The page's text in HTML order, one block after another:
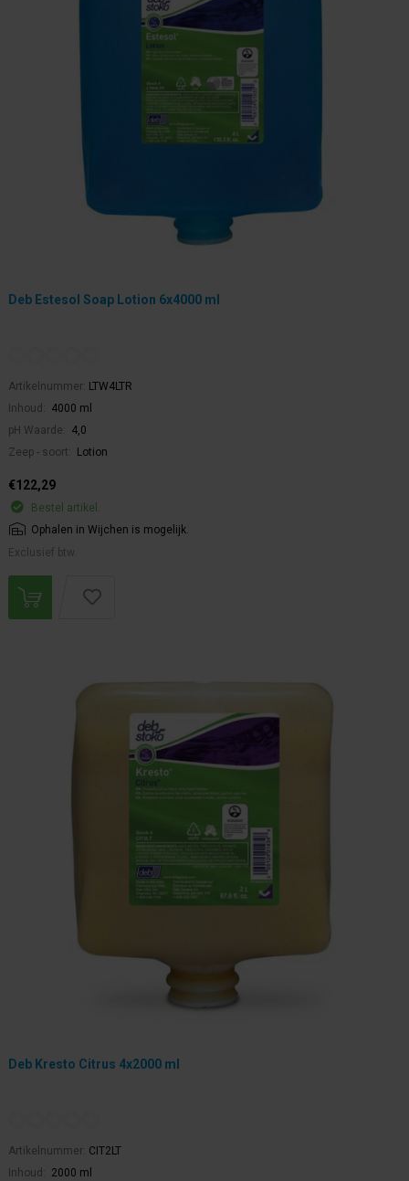
Deb Estesol Soap Lotion 6x4000 ml
Artikelnummer: LTW4LTR
Inhoud:
4000 ml
pH Waarde:
4,0
Zeep - soort:
Lotion
€122,29
Bestel artikel.
Ophalen in Wijchen is mogelijk.
Exclusief btw.
Deb Kresto Citrus 4x2000 ml
Artikelnummer: CIT2LT
Inhoud:
2000 ml